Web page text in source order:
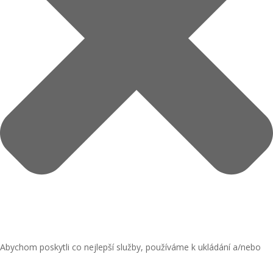
Abychom poskytli co nejlepší služby, používáme k ukládání a/nebo